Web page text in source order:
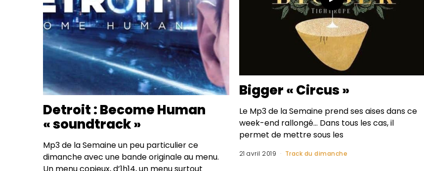
Detroit : Become Human
« soundtrack »
Mp3 de la Semaine un peu particulier ce
dimanche avec une bande originale au menu.
Un menu copieux, d’1h14, un menu surtout
Bigger « Circus »
Le Mp3 de la Semaine prend ses aises dans ce
week-end rallongé… Dans tous les cas, il
permet de mettre sous les
21 avril 2019 Track du dimanche